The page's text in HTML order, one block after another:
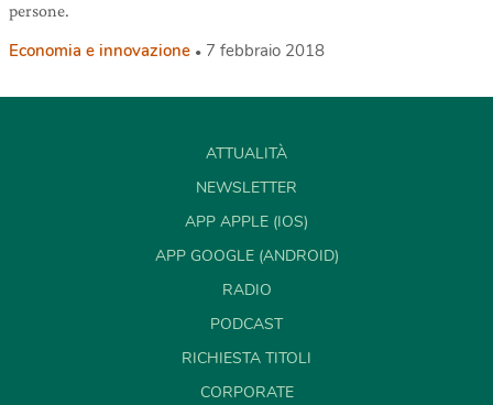
persone.
Economia e innovazione 7 febbraio 2018
ATTUALITÀ
NEWSLETTER
APP APPLE (IOS)
APP GOOGLE (ANDROID)
RADIO
PODCAST
RICHIESTA TITOLI
CORPORATE